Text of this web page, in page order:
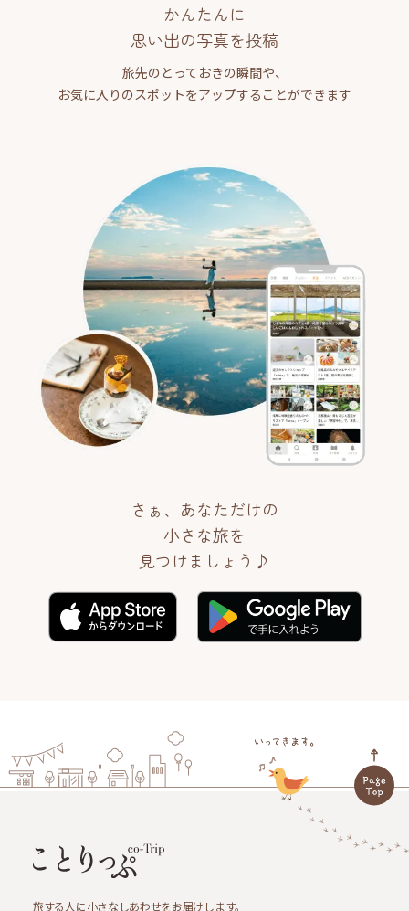
かんたんに
思い出の写真を投稿
旅先のとっておきの瞬間や、
お気に入りのスポットをアップすることができます
さぁ、あなただけの
小さな旅を
見つけましょう♪
旅する人に小さなしあわせをお届けします。